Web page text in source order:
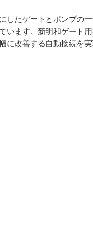
したゲートとポンプの
います。新明和ゲート
に改善する自動接続を実